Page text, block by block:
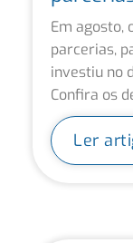
Em agosto,
parcerias,
investiu no
Confira os
Ler